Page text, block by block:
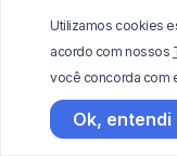
Estiva, MG
Serro, MG
Cataguases,
Durandé, MG
Alvorada de
Utilizamos cookies
acordo com nossos
você concorda com
Ok, entendi